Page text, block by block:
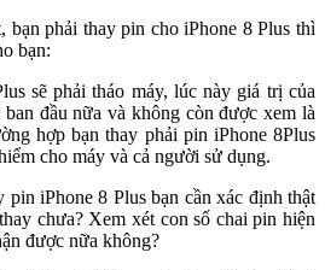
bạn phải thay pin cho iPhone 8 Plus thì
bạn:
sẽ phải tháo máy, lúc này giá trị của
đầu nữa và không còn được xem là
hợp bạn thay phải pin iPhone 8Plus
cho máy và cả người sử dụng.
iPhone 8 Plus bạn cần xác định thật
chưa? Xem xét con số chai pin hiện
được nữa không?